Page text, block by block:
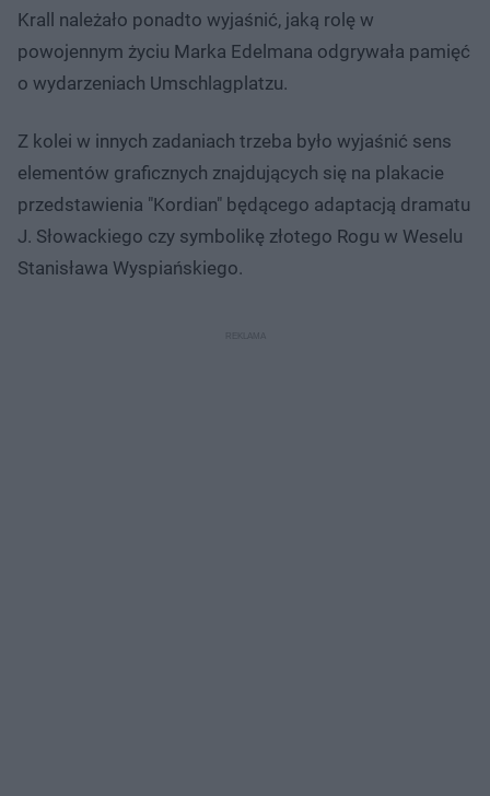
Krall należało ponadto wyjaśnić, jaką rolę w
powojennym życiu Marka Edelmana odgrywała pamięć
o wydarzeniach Umschlagplatzu.
Z kolei w innych zadaniach trzeba było wyjaśnić sens
elementów graficznych znajdujących się na plakacie
przedstawienia "Kordian" będącego adaptacją dramatu
J. Słowackiego czy symbolikę złotego Rogu w Weselu
Stanisława Wyspiańskiego.